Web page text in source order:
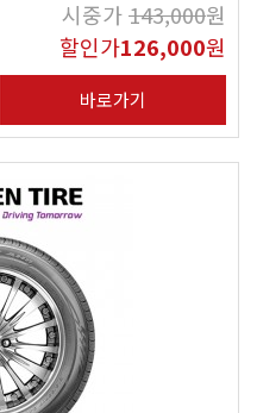
시중가143,000원
할인가126,000원
바로가기